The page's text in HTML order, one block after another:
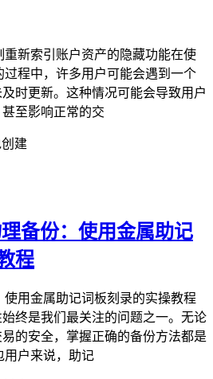
新索引账户资产的隐藏功能在使
过程中，许多用户可能会遇到一个
时更新。这种情况可能会导致用户
至影响正常的交
建
备份：使用金属助记
程
用金属助记词板刻录的实操教程
终是我们最关注的问题之一。无论
的安全，掌握正确的备份方法都是
用户来说，助记